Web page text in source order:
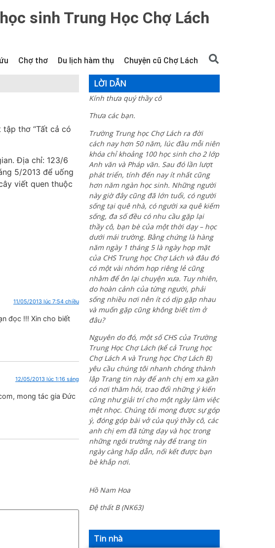
sinh Trung Học Chợ Lách
Chợ thơ Du lịch hàm thụ Chuyện cũ Chợ Lách
thơ “Tất cả có
Địa chỉ: 123/6
5/2013 để uống
viết quen thuộc
11/05/2013 lúc 7:54 chiều
đọc !!! Xin cho biết
12/05/2013 lúc 1:16 sáng
mong tác gia Đức
LỜI DẪN
Kính thưa quý thầy cô
Thưa các bạn.
Trường Trung học Chợ Lách ra đời
cách nay hơn 50 năm, lúc đầu mỗi niên
khóa chỉ khoảng 100 học sinh cho 2 lớp
Anh văn và Pháp văn. Sau đó lần lượt
phát triển, tính đến nay ít nhất cũng
hơn năm ngàn học sinh. Những người
này giờ đây cũng đã lớn tuổi, có người
sống tại quê nhà, có người xa quê kiếm
sống, đa số đều có nhu cầu gặp lại
thầy cô, bạn bè của một thời dạy – học
dưới mái trường. Bằng chứng là hàng
năm ngày 1 tháng 5 là ngày họp mặt
của CHS Trung học Chợ Lách và đâu đó
có một vài nhóm họp riêng lẻ cũng
nhằm để ôn lại chuyện xưa. Tuy nhiên,
do hoàn cảnh của từng người, phải
sống nhiều nơi nên ít có dịp gặp nhau
và muốn gặp cũng không biết tìm ở
đâu?
Nguyên do đó, một số CHS của Trường
Trung Học Chợ Lách (kể cả Trung học
Chợ Lách A và Trung học Chợ Lách B)
yêu cầu chúng tôi nhanh chóng thành
lập Trang tin này để anh chị em xa gần
có nơi thăm hỏi, trao đổi những ý kiến
cũng như giải trí cho một ngày làm việc
mệt nhọc. Chúng tôi mong được sự góp
ý, đóng góp bài vở của quý thầy cô, các
anh chị em đã từng dạy và học trong
những ngôi trường này để trang tin
ngày càng hấp dẫn, nối kết được bạn
bè khắp nơi.
Hồ Nam Hoa
Đệ thất B (NK63)
Tin nhà